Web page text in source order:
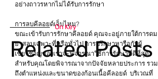
อย่างถาวรหากไม่ได้รับการรักษา
การลบคีลอยด์เจ็บไหม?
ขณะเข้ารับการรักษาคีลอยด์ คุณจะอยู่ภายใต้การดม
ยาสลบเฉพาะที่หรือทั่วไป การปรึกษาหารือกับผู้
เชี่ยวชาญของเราจะพิจารณาวิธีการรักษาที่ดีที่สุด
สำหรับคุณโดยพิจารณาจากปัจจัยหลายประการ รวม
ถึงตำแหน่งและขนาดของก้อนเนื้อคีลอยด์ บริเวณที่
On Key
Related Posts